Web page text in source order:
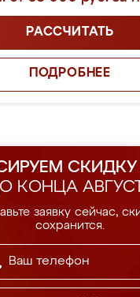
РАССЧИТАТЬ
ПОДРОБНЕЕ
СКИДКУ
КОНЦА
заявку сейчас,
сохранится.